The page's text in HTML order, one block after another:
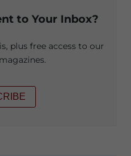
to Your Inbox?
plus free access to our